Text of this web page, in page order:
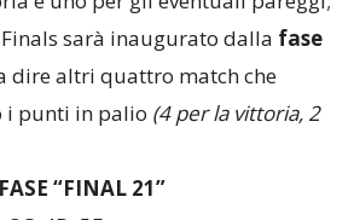
e uno per gli eventuali pareggi;
sarà inaugurato dalla
a dire altri quattro match che
i punti in palio (4 per la vittoria, 2